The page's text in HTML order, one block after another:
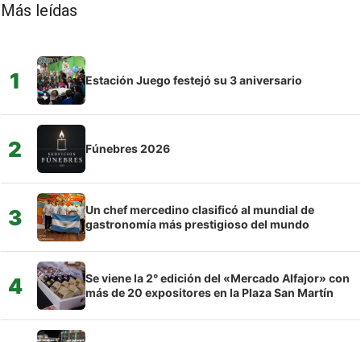
Más leídas
1 Estación Juego festejó su 3 aniversario
2 Fúnebres 2026
3
Un chef mercedino clasificó al mundial de
gastronomía más prestigioso del mundo
4
Se viene la 2° edición del «Mercado Alfajor» con
más de 20 expositores en la Plaza San Martín